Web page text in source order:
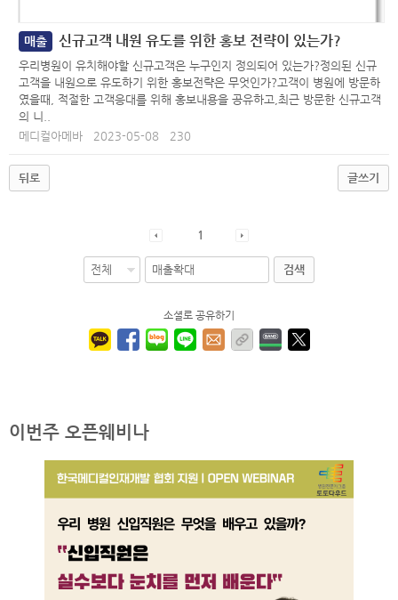
매출 신규고객 내원 유도를 위한 홍보 전략이 있는가?
우리병원이 유치해야할 신규고객은 누구인지 정의되어 있는가?정의된 신규
고객을 내원으로 유도하기 위한 홍보전략은 무엇인가?고객이 병원에 방문하
였을때, 적절한 고객응대를 위해 홍보내용을 공유하고,최근 방문한 신규고객
의 니..
메디컬아메바
2023-05-08 230
뒤로 글쓰기
1
검색
소셜로 공유하기
이번주 오픈웨비나